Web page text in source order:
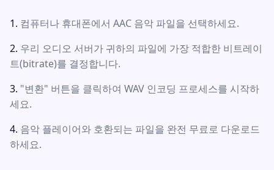
컴퓨터나 휴대폰에서 AAC 음악 파일을 선택하세요.
우리 오디오 서버가 귀하의 파일에 가장 적합한 비트레이
트(bitrate)를 결정합니다.
"변환" 버튼을 클릭하여 WAV 인코딩 프로세스를 시작하
세요.
음악 플레이어와 호환되는 파일을 완전 무료로 다운로드
하세요.